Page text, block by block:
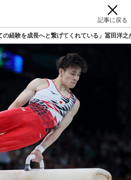
記事に戻る
の経験を成長へと繋げてくれている」冨田洋